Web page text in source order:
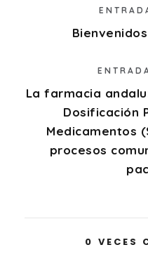
La farmacia
Dosificación
Medicamentos
procesos
0 VECES